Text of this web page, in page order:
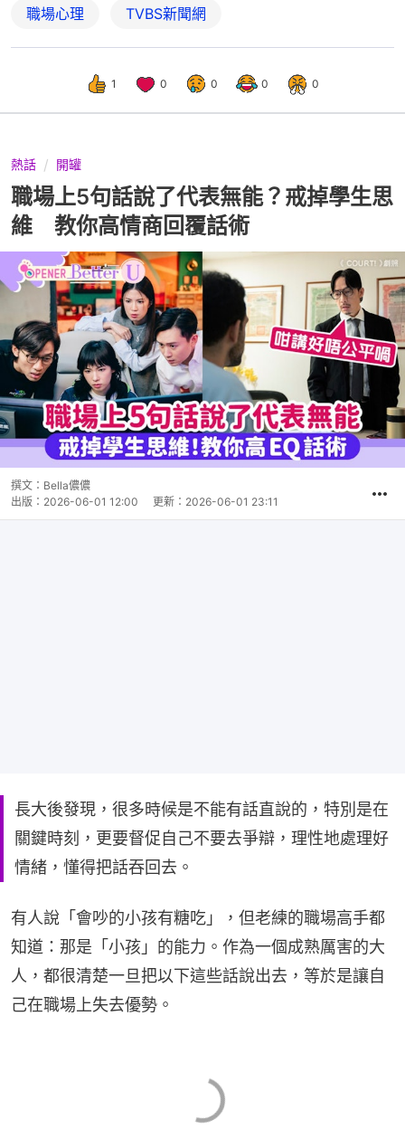
職場心理 TVBS新聞網
1 0 0 0 0
熱話 開罐
職場上5句話說了代表無能？戒掉學生思
維 教你高情商回覆話術
撰文： Bella儂儂
出版： 2026-06-01 12:00 更新： 2026-06-01 23:11
長大後發現，很多時候是不能有話直說的，特別是在
關鍵時刻，更要督促自己不要去爭辯，理性地處理好
情緒，懂得把話吞回去。
有人說「會吵的小孩有糖吃」，但老練的職場高手都
知道：那是「小孩」的能力。作為一個成熟厲害的大
人，都很清楚一旦把以下這些話說出去，等於是讓自
己在職場上失去優勢。